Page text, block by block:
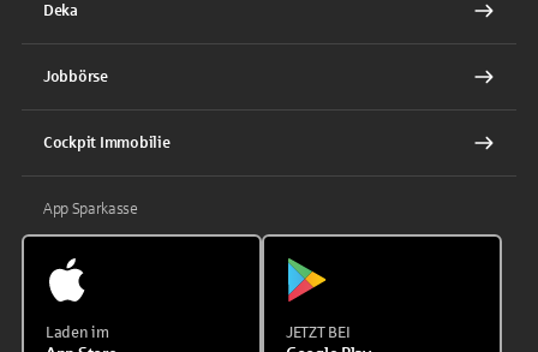
Deka
Jobbörse
Cockpit Immobilie
App Sparkasse
Laden im JETZT BEI